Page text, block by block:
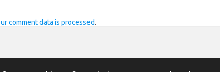
comment data is processed.